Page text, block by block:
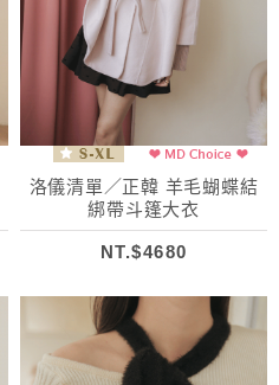
洛儀清單／正韓 羊毛蝴蝶結
綁帶斗篷大衣
NT.$4680